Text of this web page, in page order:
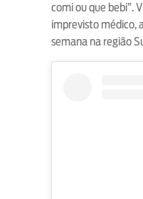
comi ou que bebi”.
imprevisto médico,
semana na região